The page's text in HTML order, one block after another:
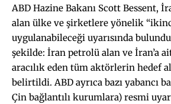
ABD Hazine Bakanı Scott Bessent,
alan ülke ve şirketlere yönelik
uygulanabileceği uyarısında
şekilde: İran petrolü alan ve İran’a
aracılık eden tüm aktörlerin hedef
belirtildi. ABD ayrıca bazı yabancı
Çin bağlantılı kurumlara) resmi